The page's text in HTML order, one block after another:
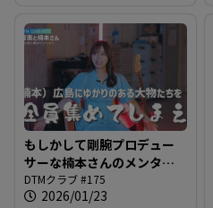
もしかして剛腕プロデュー
サーな楠本さんのメンタル
＠DTMクラブ #175
DTMクラブ #175
2026/01/23